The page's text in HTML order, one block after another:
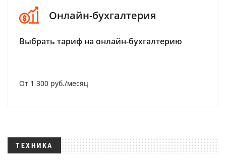
Онлайн-бухгалтерия
Выбрать тариф на онлайн-бухгалтерию
От 1 300 руб./месяц
ТЕХНИКА